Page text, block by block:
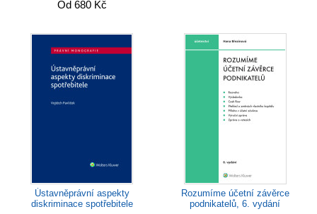
Od 680 Kč
Ústavněprávní aspekty
diskriminace spotřebitele
Rozumíme účetní závěrce
podnikatelů, 6. vydání